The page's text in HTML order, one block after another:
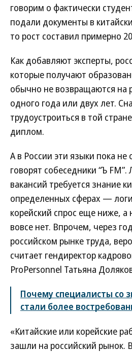
говорим о фактически
подали документы в
то рост составил примерно
Как добавляют эксперты,
которые получают
обычно не возвращаются на
одного года или двух лет.
трудоустроиться в той
диплом.
А в России эти языки пока
говорят собеседники “Ъ
вакансий требуется знание
определенных сферах —
корейский спрос еще ниже, а
вовсе нет. Впрочем, через
российском рынке труда,
считает гендиректор
ProPersonnel Татьяна
Почему специалисты со
стали более
«Китайские или корейские
зашли на российский рынок.